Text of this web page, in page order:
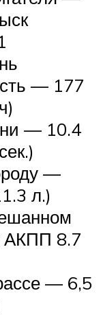
— 177
— 10.4
—
л.)
АКПП 8.7
— 6,5